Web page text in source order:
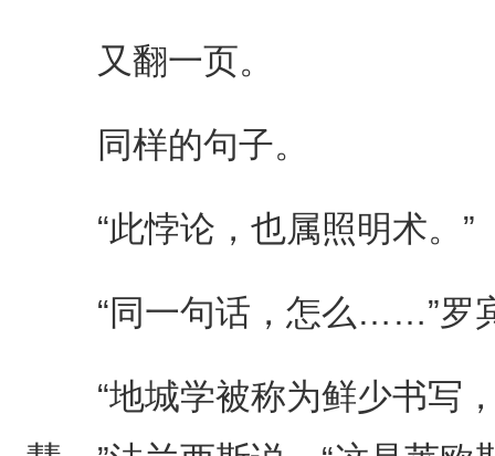
又翻一页。
同样的句子。
“此悖论，也属照明术。”
“同一句话，怎么……”罗
“地城学被称为鲜少书写，